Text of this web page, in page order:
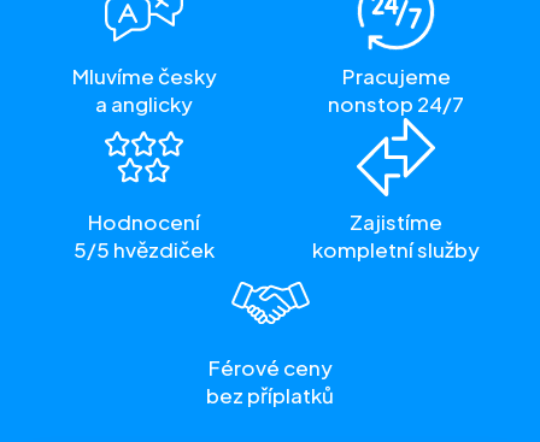
Mluvíme česky
a anglicky
Pracujeme
nonstop 24/7
Hodnocení
5/5 hvězdiček
Zajistíme
kompletní služby
Férové ceny
bez příplatků